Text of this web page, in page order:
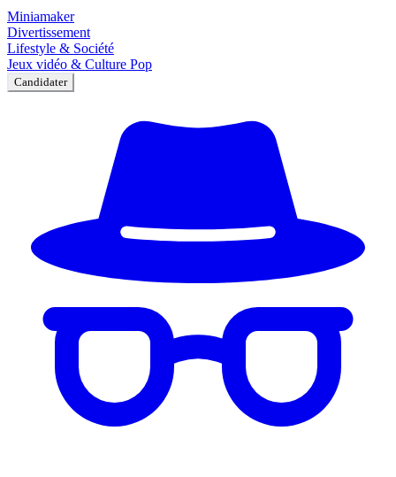
Miniamaker
Divertissement
Lifestyle & Société
Jeux vidéo & Culture Pop
Candidater